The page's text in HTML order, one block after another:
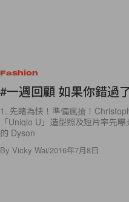
Fashion
#一週回顧 如果你錯
1. 先睹為快！準備瘋搶！
「Uniqlo U」造型照及短片率先
的 Dyson
By Vicky Wai/2016年7月8日